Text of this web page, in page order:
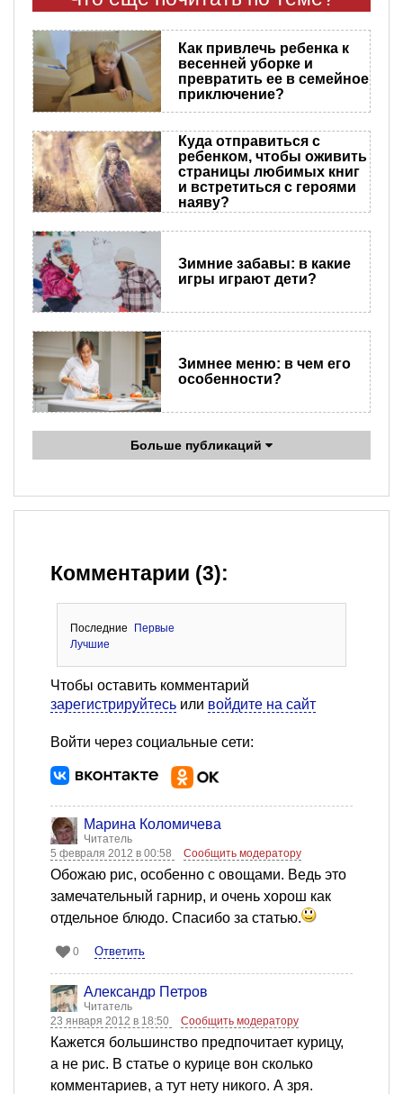
Как привлечь ребенка к
весенней уборке и
превратить ее в семейное
приключение?
Куда отправиться с
ребенком, чтобы оживить
страницы любимых книг
и встретиться с героями
наяву?
Зимние забавы: в какие
игры играют дети?
Зимнее меню: в чем его
особенности?
Больше публикаций
Комментарии (3):
Последние
Первые
Лучшие
Чтобы оставить комментарий
зарегистрируйтесь или войдите на сайт
Войти через социальные сети:
Марина Коломичева
Читатель
5 февраля 2012 в 00:58
Сообщить модератору
Обожаю рис, особенно с овощами. Ведь это
замечательный гарнир, и очень хорош как
отдельное блюдо. Спасибо за статью.
0 Ответить
Александр Петров
Читатель
23 января 2012 в 18:50
Сообщить модератору
Кажется большинство предпочитает курицу,
а не рис. В статье о курице вон сколько
комментариев, а тут нету никого. А зря.